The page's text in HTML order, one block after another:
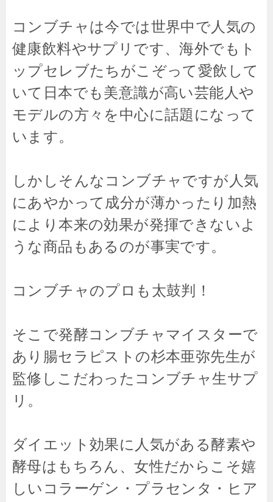
コンブチャは今では世界中で人気の
健康飲料やサプリです、海外でもト
ップセレブたちがこぞって愛飲して
いて日本でも美意識が高い芸能人や
モデルの方々を中心に話題になって
います。
しかしそんなコンブチャですが人気
にあやかって成分が薄かったり加熱
により本来の効果が発揮できないよ
うな商品もあるのが事実です。
コンブチャのプロも太鼓判！
そこで発酵コンブチャマイスターで
あり腸セラピストの杉本亜弥先生が
監修しこだわったコンブチャ生サプ
リ。
ダイエット効果に人気がある酵素や
酵母はもちろん、女性だからこそ嬉
しいコラーゲン・プラセンタ・ヒア